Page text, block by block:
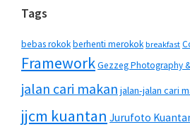
Tags
bebas rokokberhenti merokok breakfast
FrameworkGezzeg Photography
jalan cari makan jalan-jalan cari
jjcm kuantan Jurufoto